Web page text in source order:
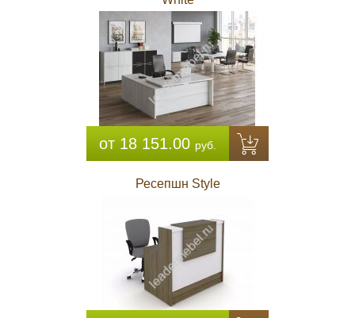
от 18 151.00 руб.
Ресепшн Style